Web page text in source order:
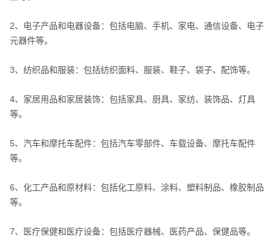
2、电子产品和电器设备：包括电脑、手机、家电、通信设备、电子
元器件等。
3、纺织品和服装：包括纺织面料、服装、鞋子、袋子、配饰等。
4、家居用品和家居装饰：包括家具、厨具、家纺、装饰品、灯具
等。
5、汽车和摩托车配件：包括汽车零部件、车载设备、摩托车配件
等。
6、化工产品和原材料：包括化工原料、涂料、塑料制品、橡胶制品
等。
7、医疗保健和医疗设备：包括医疗器械、医药产品、保健品等。